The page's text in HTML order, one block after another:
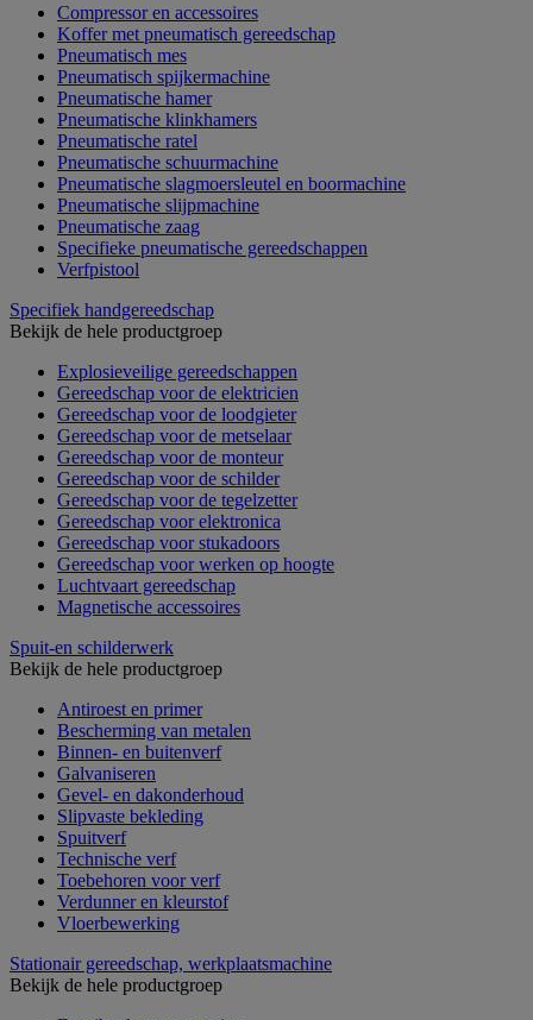
Compressor en accessoires
Koffer met pneumatisch gereedschap
Pneumatisch mes
Pneumatisch spijkermachine
Pneumatische hamer
Pneumatische klinkhamers
Pneumatische ratel
Pneumatische schuurmachine
Pneumatische slagmoersleutel en boormachine
Pneumatische slijpmachine
Pneumatische zaag
Specifieke pneumatische gereedschappen
Verfpistool
Specifiek handgereedschap
Bekijk de hele productgroep
Explosieveilige gereedschappen
Gereedschap voor de elektricien
Gereedschap voor de loodgieter
Gereedschap voor de metselaar
Gereedschap voor de monteur
Gereedschap voor de schilder
Gereedschap voor de tegelzetter
Gereedschap voor elektronica
Gereedschap voor stukadoors
Gereedschap voor werken op hoogte
Luchtvaart gereedschap
Magnetische accessoires
Spuit-en schilderwerk
Bekijk de hele productgroep
Antiroest en primer
Bescherming van metalen
Binnen- en buitenverf
Galvaniseren
Gevel- en dakonderhoud
Slipvaste bekleding
Spuitverf
Technische verf
Toebehoren voor verf
Verdunner en kleurstof
Vloerbewerking
Stationair gereedschap, werkplaatsmachine
Bekijk de hele productgroep